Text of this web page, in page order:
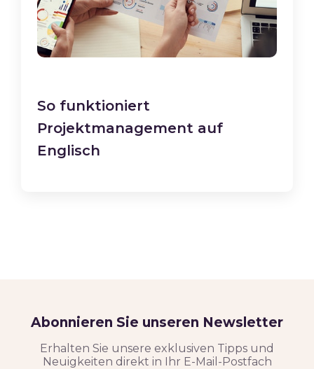
So funktioniert
Projektmanagement auf
Englisch
Abonnieren Sie unseren Newsletter
Erhalten Sie unsere exklusiven Tipps und
Neuigkeiten direkt in Ihr E-Mail-Postfach